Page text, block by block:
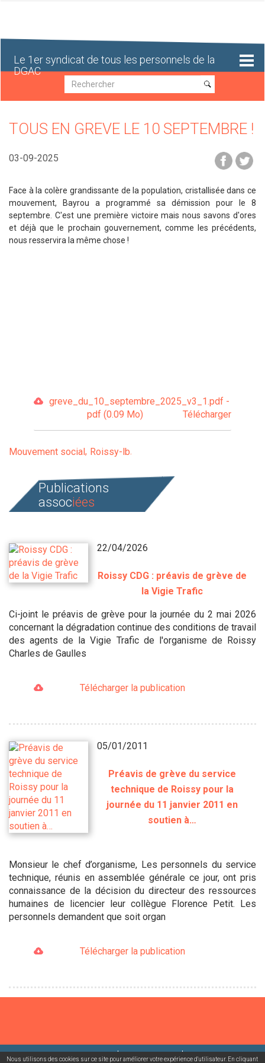
Le 1er syndicat de tous les personnels de la
DGAC
Recherche
Recherche
TOUS EN GREVE LE 10 SEPTEMBRE !
03-09-2025
Face à la colère grandissante de la population, cristallisée dans ce
mouvement, Bayrou a programmé sa démission pour le 8
septembre. C'est une première victoire mais nous savons d'ores
et déjà que le prochain gouvernement, comme les précédents,
nous resservira la même chose !
greve_du_10_septembre_2025_v3_1.pdf -
pdf (0.09 Mo)
Télécharger
Mouvement social Roissy-lb
Publications
associées
22/04/2026
Roissy CDG : préavis de grève de
la Vigie Trafic
Ci-joint le préavis de grève pour la journée du 2 mai 2026
concernant la dégradation continue des conditions de travail
des agents de la Vigie Trafic de l'organisme de Roissy
Charles de Gaulles
Télécharger la publication
05/01/2011
Préavis de grève du service
technique de Roissy pour la
journée du 11 janvier 2011 en
soutien à…
Monsieur le chef d’organisme, Les personnels du service
technique, réunis en assemblée générale ce jour, ont pris
connaissance de la décision du directeur des ressources
humaines de licencier leur collègue Florence Petit. Les
personnels demandent que soit organ
Télécharger la publication
©2026 USACcgt Mentions légales Contact
Nous utilisons des cookies sur ce site pour améliorer votre expérience d'utilisateur. En cliquant